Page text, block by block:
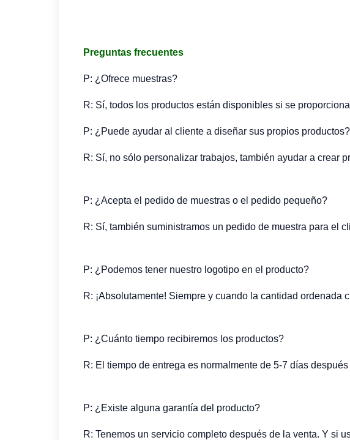
Preguntas frecuentes
P: ¿Ofrece muestras?
R: Sí, todos los productos están disponibles si se
P: ¿Puede ayudar al cliente a diseñar sus propios productos?
R: Sí, no sólo personalizar trabajos, también ayudar a crear
P: ¿Acepta el pedido de muestras o el pedido pequeño?
R: Sí, también suministramos un pedido de muestra para el
P: ¿Podemos tener nuestro logotipo en el producto?
R: ¡Absolutamente! Siempre y cuando la cantidad
P: ¿Cuánto tiempo recibiremos los productos?
R: El tiempo de entrega es normalmente de 5-7 días
P: ¿Existe alguna garantía del producto?
R: Tenemos un servicio completo después de la venta. Y si